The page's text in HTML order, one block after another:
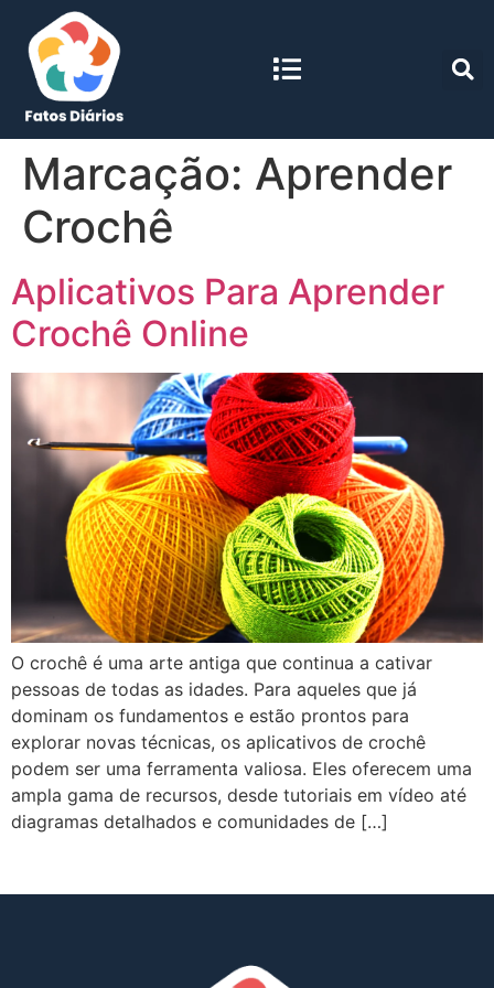
Marcação: Aprender
Crochê
Aplicativos Para Aprender
Crochê Online
O crochê é uma arte antiga que continua a cativar
pessoas de todas as idades. Para aqueles que já
dominam os fundamentos e estão prontos para
explorar novas técnicas, os aplicativos de crochê
podem ser uma ferramenta valiosa. Eles oferecem uma
ampla gama de recursos, desde tutoriais em vídeo até
diagramas detalhados e comunidades de […]